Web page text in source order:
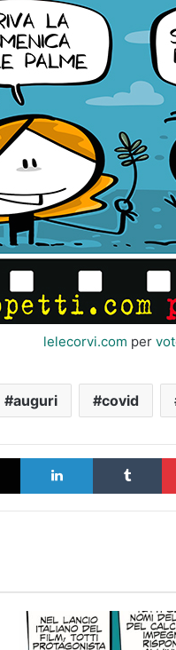
lelecorvi.com per
auguri covid
X LinkedIn